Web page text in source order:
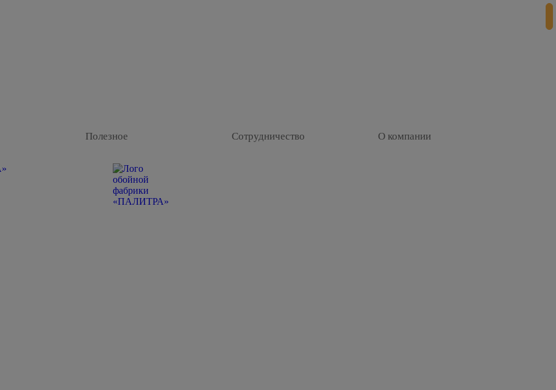
Полезное Сотрудничество О компании